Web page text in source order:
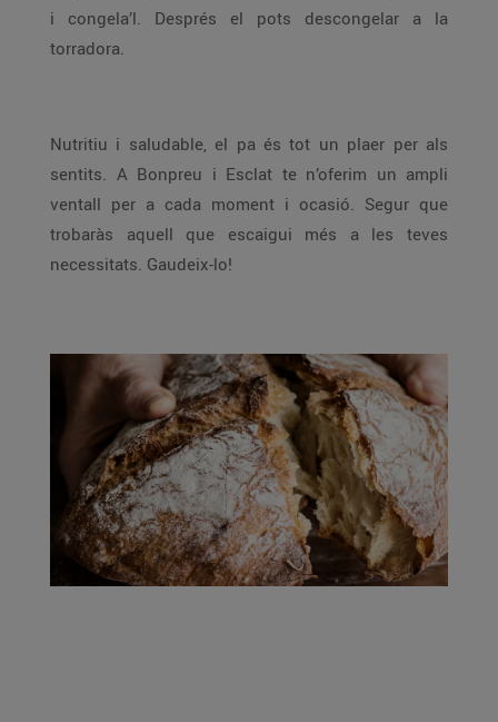
i congela’l. Després el pots descongelar a la
torradora.
Nutritiu i saludable, el pa és tot un plaer per als
sentits. A Bonpreu i Esclat te n’oferim un ampli
ventall per a cada moment i ocasió. Segur que
trobaràs aquell que escaigui més a les teves
necessitats. Gaudeix-lo!